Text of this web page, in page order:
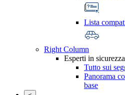
Lista
Right Column
Esperti in sicurezza
Tutto sui
Panorama
base